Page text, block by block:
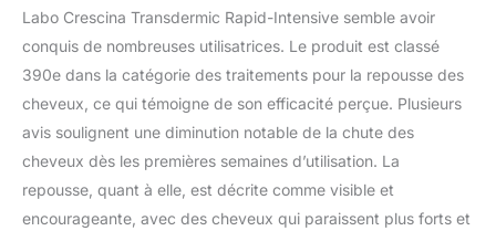
un seul cheveu, les îles
fonction de la
distribution et du nombre
peuvent compter deux
ou plus de cheveux.
défrisation, il est donc
essentiel de réserver aux
îles folliculaires un
Labo Crescina Transdermic Rapid-Intensive semble avoir
conquis de nombreuses utilisatrices. Le produit est classé
390e dans la catégorie des traitements pour la repousse des
cheveux, ce qui témoigne de son efficacité perçue. Plusieurs
avis soulignent une diminution notable de la chute des
cheveux dès les premières semaines d’utilisation. La
repousse, quant à elle, est décrite comme visible et
encourageante, avec des cheveux qui paraissent plus forts et